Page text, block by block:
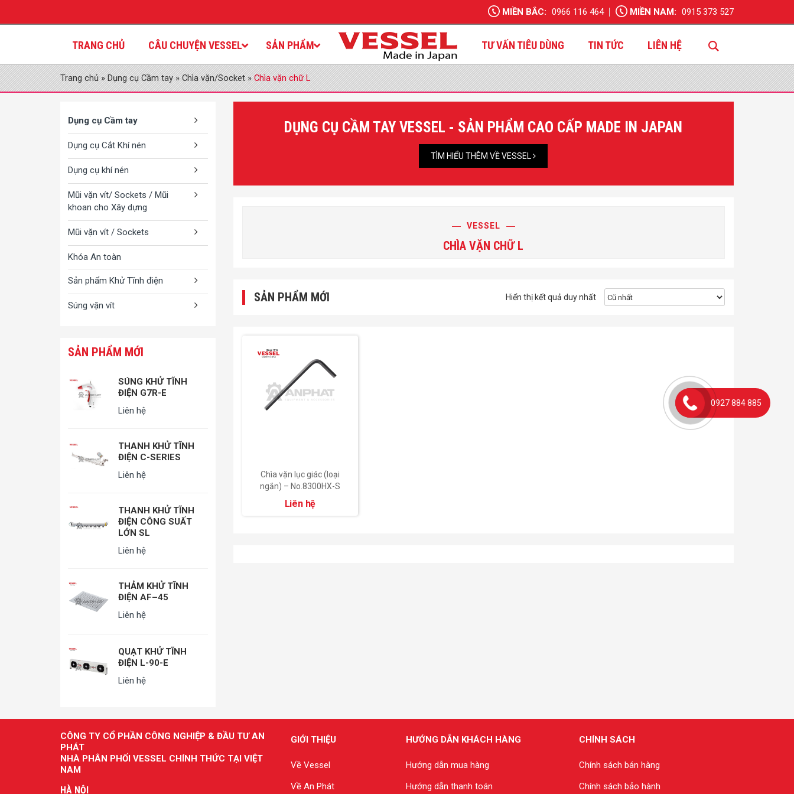
MIỀN BẮC: 0966 116 464 MIỀN NAM: 0915 373 527
TRANG CHỦ CÂU CHUYỆN VESSEL SẢN PHẨM TƯ VẤN TIÊU DÙNG TIN TỨC LIÊN HỆ
Trang chủ»Dụng cụ Cầm tay»Chìa vặn/Socket»Chìa vặn chữ L
Dụng cụ Cầm tay
Dụng cụ Cắt Khí nén
Dụng cụ khí nén
Mũi vặn vít/ Sockets / Mũi
khoan cho Xây dựng
Mũi vặn vít / Sockets
Khóa An toàn
Sản phẩm Khử Tĩnh điện
Súng vặn vít
SẢN PHẨM MỚI
SÚNG KHỬ TĨNH
ĐIỆN G7R-E
Liên hệ
THANH KHỬ TĨNH
ĐIỆN C-SERIES
Liên hệ
THANH KHỬ TĨNH
ĐIỆN CÔNG SUẤT
LỚN SL
Liên hệ
THẢM KHỬ TĨNH
ĐIỆN AF–45
Liên hệ
QUẠT KHỬ TĨNH
ĐIỆN L-90-E
Liên hệ
DỤNG CỤ CẦM TAY VESSEL - SẢN PHẨM CAO CẤP MADE IN JAPAN
TÌM HIỂU THÊM VỀ VESSEL
VESSEL
CHÌA VẶN CHỮ L
SẢN PHẨM MỚI Hiển thị kết quả duy nhất
Chìa vặn lục giác (loại
ngắn) – No.8300HX-S
Liên hệ
CÔNG TY CỔ PHẦN CÔNG NGHIỆP & ĐẦU TƯ AN
PHÁT
NHÀ PHÂN PHỐI VESSEL CHÍNH THỨC TẠI VIỆT
NAM
HÀ NỘI
GIỚI THIỆU
Về Vessel
Về An Phát
HƯỚNG DẪN KHÁCH HÀNG
Hướng dẫn mua hàng
Hướng dẫn thanh toán
CHÍNH SÁCH
Chính sách bán hàng
Chính sách bảo hành
0927 884 885